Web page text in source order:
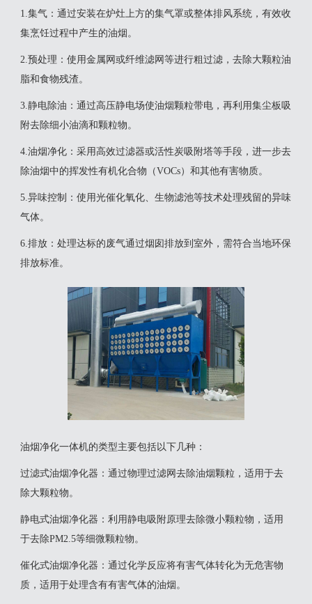
1‌.集气‌：通过安装在炉灶上方的集气罩或整体排风系统，有效收
集烹饪过程中产生的油烟‌。
‌2.预处理‌：使用金属网或纤维滤网等进行粗过滤，去除大颗粒油
脂和食物残渣‌。
‌3.静电除油‌：通过高压静电场使油烟颗粒带电，再利用集尘板吸
附去除细小油滴和颗粒物‌。
‌4.油烟净化‌：采用高效过滤器或活性炭吸附塔等手段，进一步去
除油烟中的挥发性有机化合物（VOCs）和其他有害物质‌。
‌5.异味控制‌：使用光催化氧化、生物滤池等技术处理残留的异味
气体‌。
‌6.排放‌：处理达标的废气通过烟囱排放到室外，需符合当地环保
排放标准‌。
油烟净化一体机的类型主要包括以下几种：
‌过滤式油烟净化器‌：通过物理过滤网去除油烟颗粒，适用于去
除大颗粒物。
‌静电式油烟净化器‌：利用静电吸附原理去除微小颗粒物，适用
于去除PM2.5等细微颗粒物。
‌催化式油烟净化器‌：通过化学反应将有害气体转化为无危害物
质，适用于处理含有有害气体的油烟。